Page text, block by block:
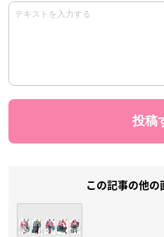
この記事の他の